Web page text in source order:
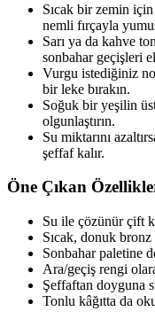
Sıcak bir zemin
nemli fırçayla
Sarı ya da kahve
sonbahar geçişleri
Vurgu istediğiniz
bir leke bırakın.
Soğuk bir yeşilin
olgunlaştırın.
Su miktarını
şeffaf kalır.
Öne Çıkan
Su ile çözünür çift
Sıcak, donuk
Sonbahar paletine
Ara/geçiş rengi
Şeffaftan doyguna
Tonlu kâğıtta da